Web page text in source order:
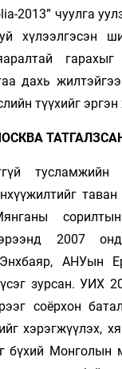
2013” чуулга
хүлээлгэсэн
гарахыг
дахь
түүхийг
2007
АНУын
зурсан. УИХ
соёрхон
хэрэгжүүлэх,
бүхий Монголын